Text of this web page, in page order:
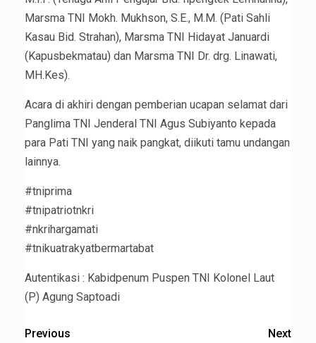
Marsma TNI Mokh. Mukhson, S.E., M.M. (Pati Sahli
Kasau Bid. Strahan), Marsma TNI Hidayat Januardi
(Kapusbekmatau) dan Marsma TNI Dr. drg. Linawati,
MH.Kes).
Acara di akhiri dengan pemberian ucapan selamat dari
Panglima TNI Jenderal TNI Agus Subiyanto kepada
para Pati TNI yang naik pangkat, diikuti tamu undangan
lainnya.
#tniprima
#tnipatriotnkri
#nkrihargamati
#tnikuatrakyatbermartabat
Autentikasi : Kabidpenum Puspen TNI Kolonel Laut
(P) Agung Saptoadi
Previous Next